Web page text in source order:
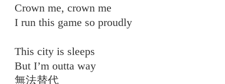
Crown me, crown me
I run this game so proudly
This city is sleeps
But I’m outta way
無法替代